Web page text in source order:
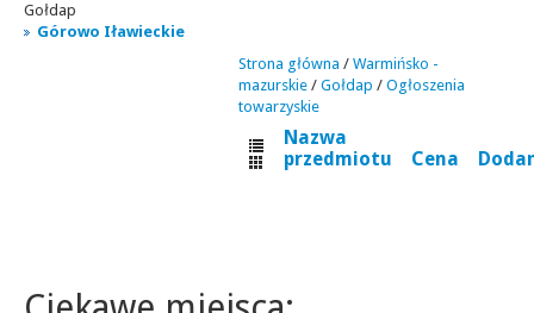
Gołdap
Górowo Iławieckie
Strona główna / Warmińsko -
mazurskie / Gołdap / Ogłoszenia
towarzyskie
Nazwa
przedmiotu
Cena